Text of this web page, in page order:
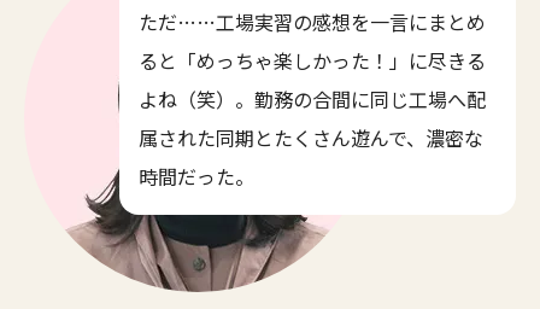
ただ……工場実習の感想を一言にまとめ
ると「めっちゃ楽しかった！」に尽きる
よね（笑）。勤務の合間に同じ工場へ配
属された同期とたくさん遊んで、濃密な
時間だった。